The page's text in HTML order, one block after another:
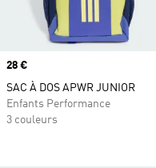
Prix
28 €
SAC À DOS APWR JUNIOR
Enfants Performance
3 couleurs